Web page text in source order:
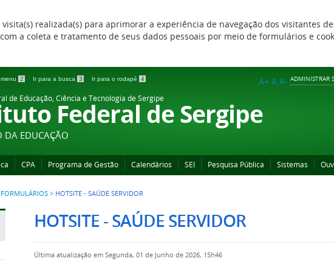
realizada(s) para aprimorar a experiência de navegação dos visitantes
a coleta e tratamento de seus dados pessoais por meio de formulários e
2 Ir para a busca 3 Ir para o rodapé 4 ADMINISTRAR
A+ A A-
de Educação, Ciência e Tecnologia de Sergipe
Federal de Sergipe
DA EDUCAÇÃO
CPA Programa de Gestão Calendários SEI Pesquisa Pública Sistemas
FORMULÁRIOS > HOTSITE - SAÚDE SERVIDOR
HOTSITE - SAÚDE SERVIDOR
Última atualização em Segunda, 01 de Junho de 2026, 15h46